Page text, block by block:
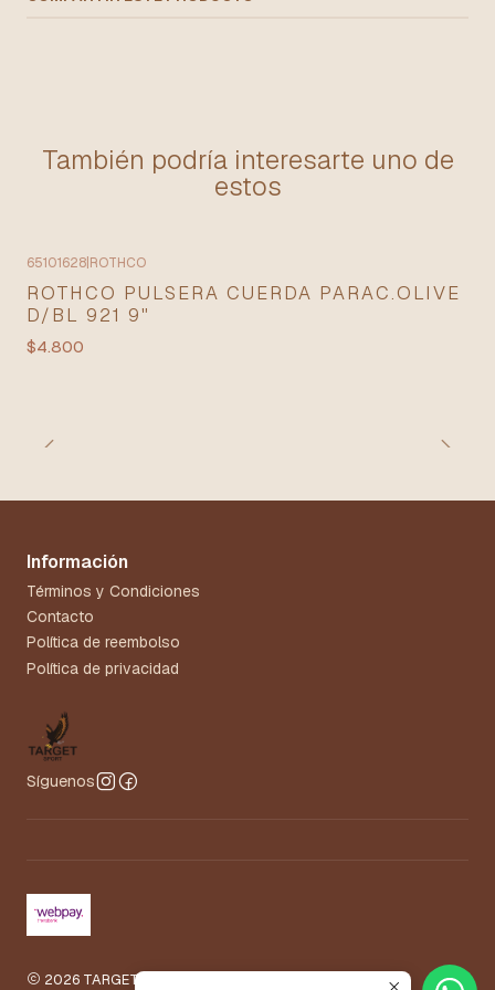
También podría interesarte uno de
estos
65101628 ROTHCO
ROTHCO PULSERA CUERDA PARAC.OLIVE
D/BL 921 9"
$4.800
Información
Términos y Condiciones
Contacto
Política de reembolso
Política de privacidad
Síguenos
2026 TARGET.